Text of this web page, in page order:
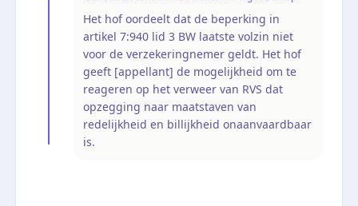
Het hof oordeelt dat de beperking in
artikel 7:940 lid 3 BW laatste volzin niet
voor de verzekeringnemer geldt. Het hof
geeft [appellant] de mogelijkheid om te
reageren op het verweer van RVS dat
opzegging naar maatstaven van
redelijkheid en billijkheid onaanvaardbaar
is.